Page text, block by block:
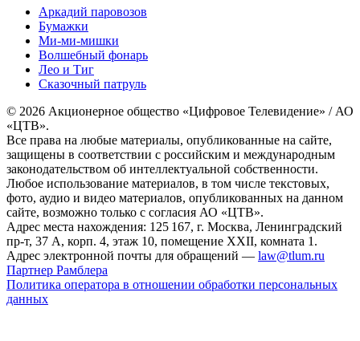
Аркадий паровозов
Бумажки
Ми-ми-мишки
Волшебный фонарь
Лео и Тиг
Сказочный патруль
© 2026 Акционерное общество «Цифровое Телевидение» / АО
«ЦТВ».
Все права на любые материалы, опубликованные на сайте,
защищены в соответствии с российским и международным
законодательством об интеллектуальной собственности.
Любое использование материалов, в том числе текстовых,
фото, аудио и видео материалов, опубликованных на данном
сайте, возможно только с согласия АО «ЦТВ».
Адрес места нахождения: 125 167, г. Москва, Ленинградский
пр-т, 37 А, корп. 4, этаж 10, помещение XXII, комната 1.
Адрес электронной почты для обращений — law@tlum.ru
Партнер Рамблера
Политика оператора в отношении обработки персональных
данных